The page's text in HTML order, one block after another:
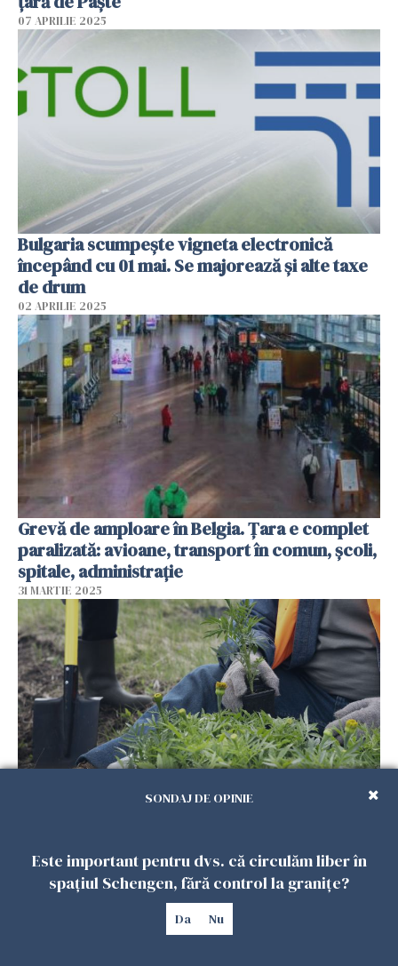
07 APRILIE 2025
Bulgaria scumpește vigneta electronică
începând cu 01 mai. Se majorează și alte taxe
de drum
02 APRILIE 2025
Grevă de amploare în Belgia. Țara e complet
paralizată: avioane, transport în comun, școli,
spitale, administrație
31 MARTIE 2025
străinătate. Reguli mai stricte pentru agenţiile
de recrutare
27 MARTIE 2025
SONDAJ DE OPINIE
Este important pentru dvs. că circulăm liber în
spațiul Schengen, fără control la granițe?
Da Nu